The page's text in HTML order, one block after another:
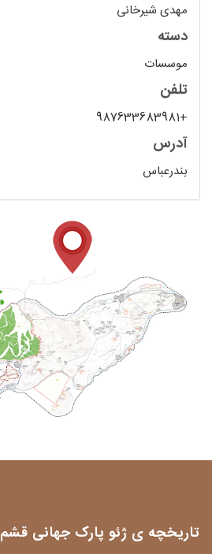
مهدی شیرخانی
دسته
موسسات
تلفن
+987633683981
آدرس
بندرعباس
تاریخچه ی ژئو پارک جهانی قشم